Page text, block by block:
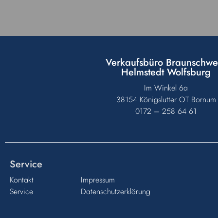
Verkaufsbüro
Helmstedt Wolfsburg
Im Winkel 6a
38154 Königslutter OT Bornum
0172 – 258 64 61
Service
Kontakt
Service
Impressum
Datenschutzerklärung